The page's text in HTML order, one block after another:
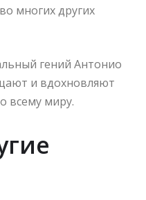
многих других
гений Антонио
и вдохновляют
всему миру.